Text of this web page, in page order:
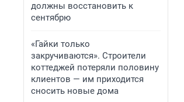
должны восстановить к
сентябрю
«Гайки только
закручиваются». Строители
коттеджей потеряли половину
клиентов — им приходится
сносить новые дома